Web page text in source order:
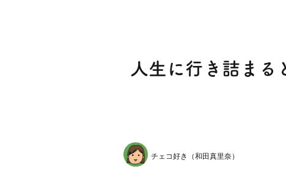
人生に行き詰まる
チェコ好き（和田真里奈）